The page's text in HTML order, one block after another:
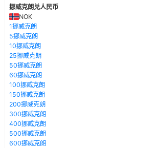
挪威克朗兑人民币
NOK
1挪威克朗
5挪威克朗
10挪威克朗
25挪威克朗
50挪威克朗
60挪威克朗
100挪威克朗
150挪威克朗
200挪威克朗
300挪威克朗
400挪威克朗
500挪威克朗
600挪威克朗